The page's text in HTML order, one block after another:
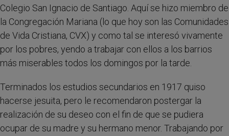
Colegio San Ignacio de Santiago. Aquí se hizo miembro de
la Congregación Mariana (lo que hoy son las Comunidades
de Vida Cristiana, CVX) y como tal se interesó vivamente
por los pobres, yendo a trabajar con ellos a los barrios
más miserables todos los domingos por la tarde.
Terminados los estudios secundarios en 1917 quiso
hacerse jesuita, pero le recomendaron postergar la
realización de su deseo con el fin de que se pudiera
ocupar de su madre y su hermano menor. Trabajando por